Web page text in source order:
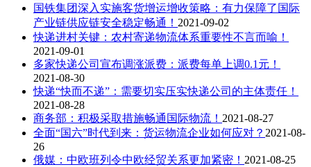
国铁集团深入实施客货增运增收策略：有力保障了国际
产业链供应链安全稳定畅通！ 2021-09-02
快递进村关键：农村寄递物流体系重要性不言而喻！
2021-09-01
多家快递公司宣布调涨派费：派费每单上调0.1元！
2021-08-30
快递“快而不递”：需要切实压实快递公司的主体责任！
2021-08-28
商务部：积极采取措施畅通国际物流！ 2021-08-27
全面“国六”时代到来：货运物流企业如何应对？ 2021-08-
26
俄媒：中欧班列令中欧经贸关系更加紧密！ 2021-08-25